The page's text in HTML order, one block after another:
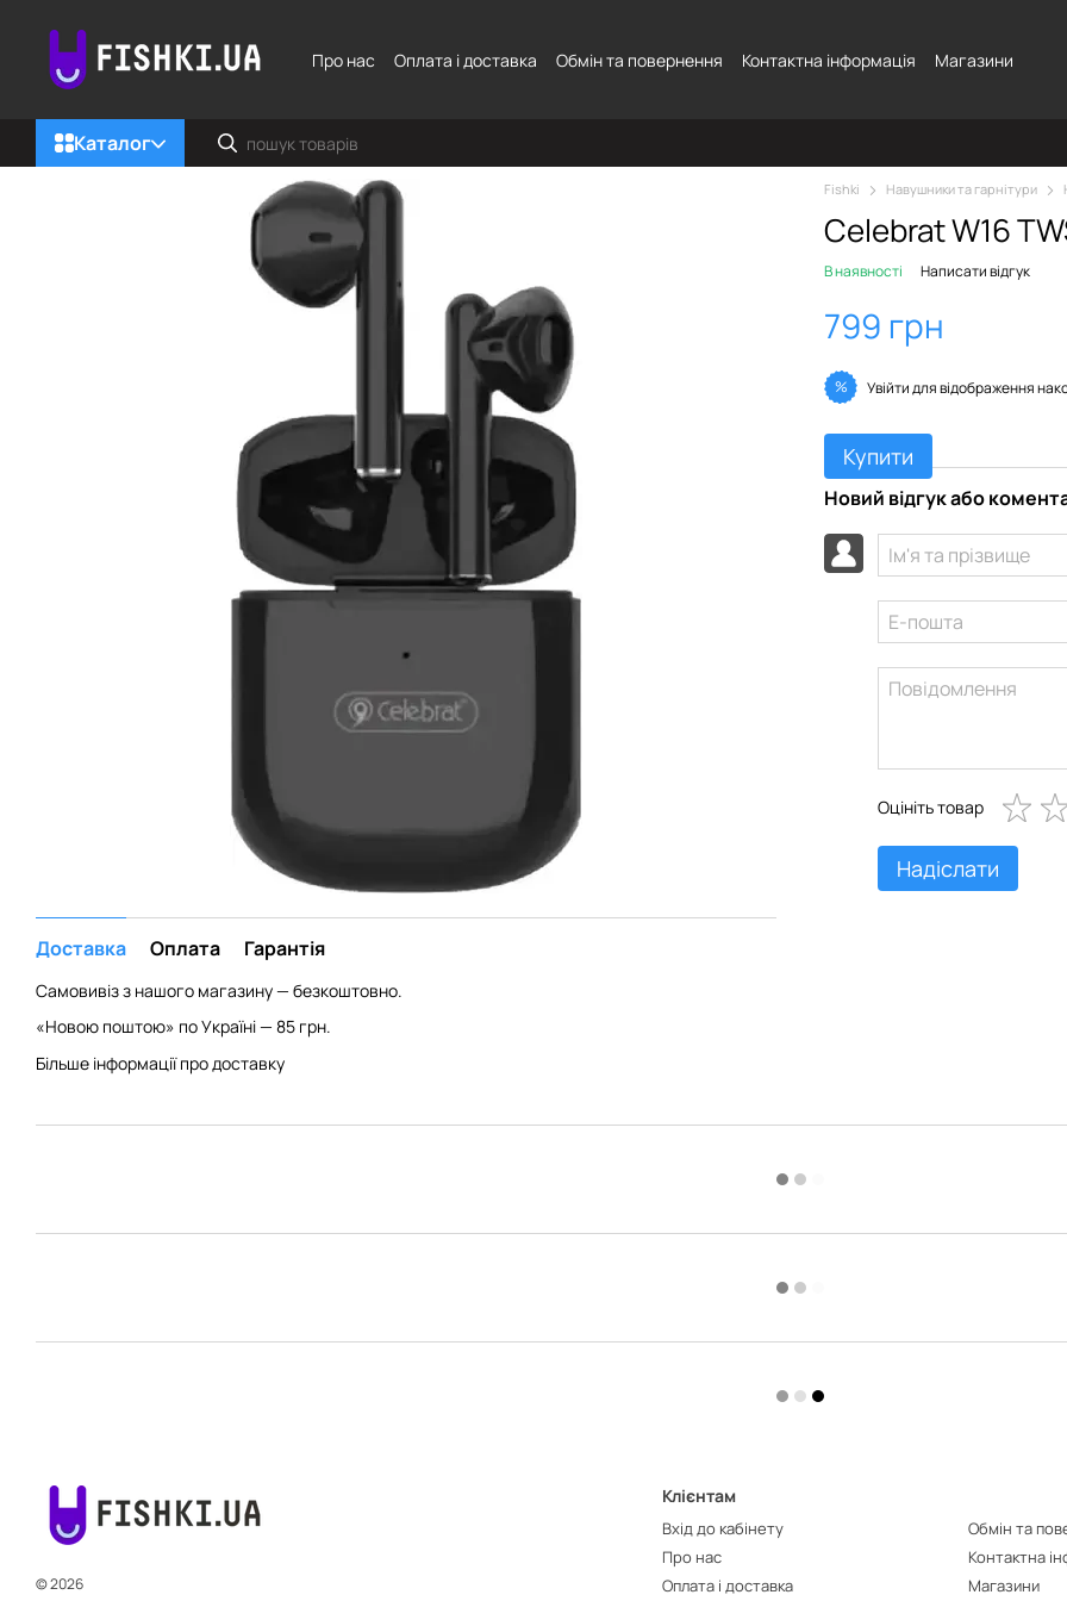
Про нас
Оплата і доставка Обмін та повернення Контактна інформація Магазини
Каталог
Доставка Оплата Гарантія
Самовивіз з нашого магазину — безкоштовно.
«Новою поштою» по Україні — 85 грн.
Більше інформації про доставку
Fishki Навушники та гарнітури
Celebrat W16
В наявності Написати відгук
799 грн
% Увійтидля відображення
Купити
Новий відгук або
Оцініть товар
Надіслати
© 2026
Клієнтам
Вхід до кабінету
Про нас
Оплата і доставка
Обмін та
Контактна
Магазини